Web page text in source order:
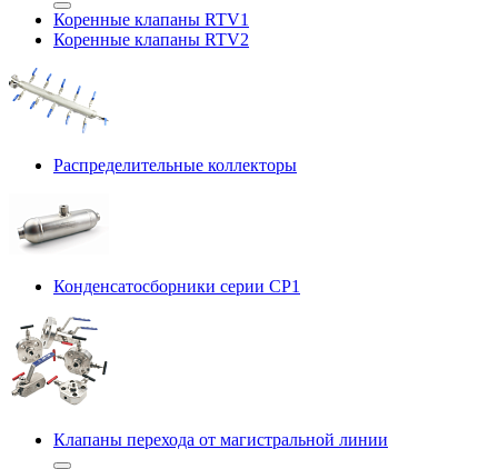
Коренные клапаны RTV1
Коренные клапаны RTV2
Распределительные коллекторы
Конденсатосборники серии CP1
Клапаны перехода от магистральной линии